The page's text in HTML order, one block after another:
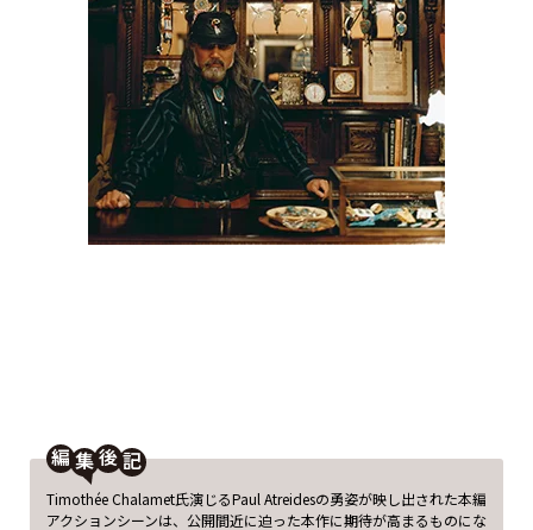
編
後
Timothée Chalamet氏演じるPaul Atreidesの勇姿が映し出された本編
アクションシーンは、公開間近に迫った本作に期待が高まるものにな